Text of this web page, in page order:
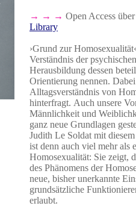
→ → → Open Access
Library
›Grund zur
Verständnis der
Herausbildung dessen
Orientierung nennen.
Alltagsverständnis von
hinterfragt. Auch unsere
Männlichkeit und
ganz neue Grundlagen
Judith Le Soldat mit
ist denn auch viel mehr als
Homosexualität: Sie zeigt,
des Phänomens der
neue, bisher unerkannte
grundsätzliche
erlaubt.